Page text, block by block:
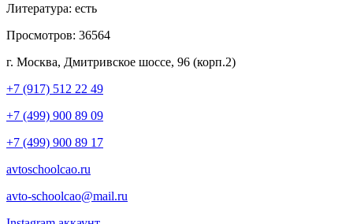
Литература: есть
Просмотров: 36564
г. Москва, Дмитривское шоссе, 96 (корп.2)
+7 (917) 512 22 49
+7 (499) 900 89 09
+7 (499) 900 89 17
avtoschoolcao.ru
avto-schoolcao@mail.ru